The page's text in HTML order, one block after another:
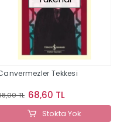
Tekkesi
TL 68,60 TL
Stokta Yok